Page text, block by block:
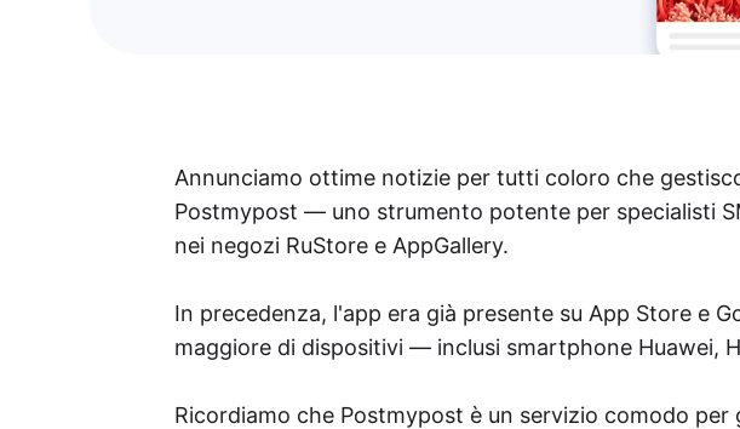
Annunciamo ottime notizie per tutti coloro che
Postmypost — uno strumento potente per specialisti
nei negozi RuStore e AppGallery.
In precedenza, l'app era già presente su App Store e
maggiore di dispositivi — inclusi smartphone Huawei,
Ricordiamo che Postmypost è un servizio comodo